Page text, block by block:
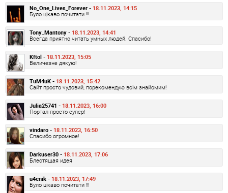
No_One_Lives_Forever - 18.11.2023, 14:15
Було цікаво почитати !!!
Tony_Mantony - 18.11.2023, 14:41
Всегда приятно читать умных людей. Спасибо!
Kftol - 18.11.2023, 15:05
Величезне дякую!
TuM4uK - 18.11.2023, 15:42
Сайт просто чудовий, порекомендую всім знайомим!
Julia25741 - 18.11.2023, 16:00
Портал просто супер!
vindaro - 18.11.2023, 16:50
Спасибо огромное!
Darkuser30 - 18.11.2023, 17:06
Блестящая идея
u4enik - 18.11.2023, 17:49
Було цікаво почитати !!!